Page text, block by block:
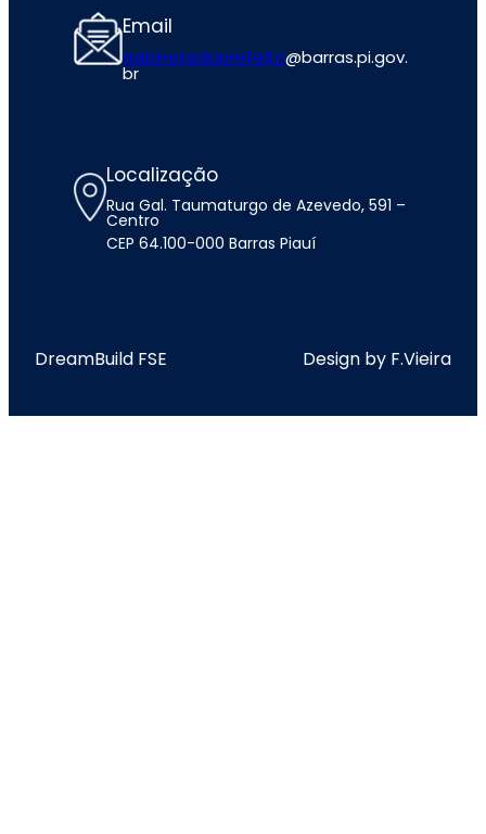
Email
gabinetedoprefeito@barras.pi.gov.
br
Localização
Rua Gal. Taumaturgo de Azevedo, 591 –
Centro
CEP 64.100-000 Barras Piauí
DreamBuild FSE Design by F.Vieira